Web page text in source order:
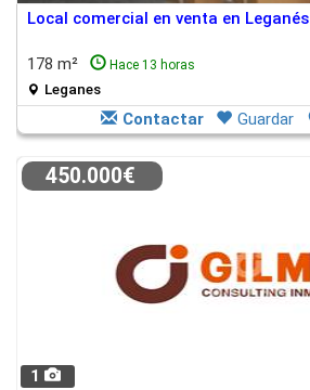
Local comercial en venta en Leganés
178 m² Hace 13 horas
Leganes
Contactar Guardar
1
450.000€